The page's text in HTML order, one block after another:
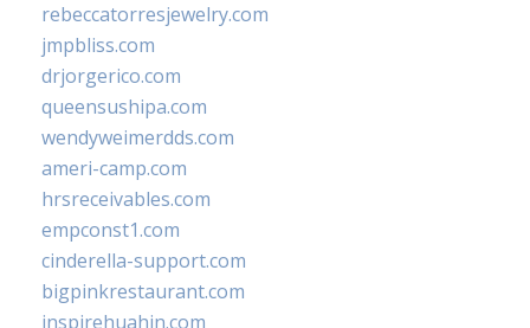
rebeccatorresjewelry.com
jmpbliss.com
drjorgerico.com
queensushipa.com
wendyweimerdds.com
ameri-camp.com
hrsreceivables.com
empconst1.com
cinderella-support.com
bigpinkrestaurant.com
inspirehuahin.com